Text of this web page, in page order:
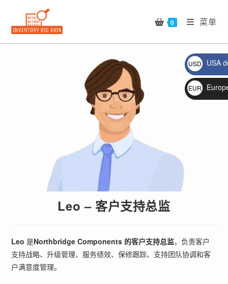
content
0 菜单
🔍
Leo – 客户支持总监
Leo 是Northbridge Components 的客户支持总监，负责客户
支持战略、升级管理、服务绩效、保修跟踪、支持团队协调和客
户满意度管理。
USD
$
USA
EUR
€